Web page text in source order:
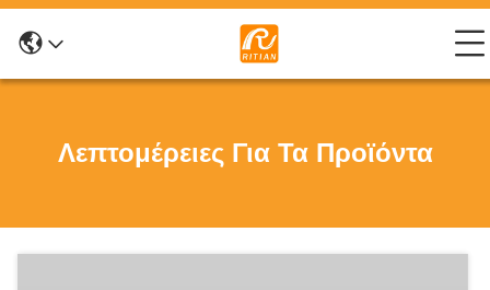
Λεπτομέρειες Για Τα Προϊόντα